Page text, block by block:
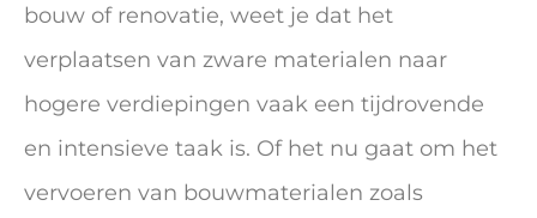
bouw of renovatie, weet je dat het
verplaatsen van zware materialen naar
hogere verdiepingen vaak een tijdrovende
en intensieve taak is. Of het nu gaat om het
vervoeren van bouwmaterialen zoals